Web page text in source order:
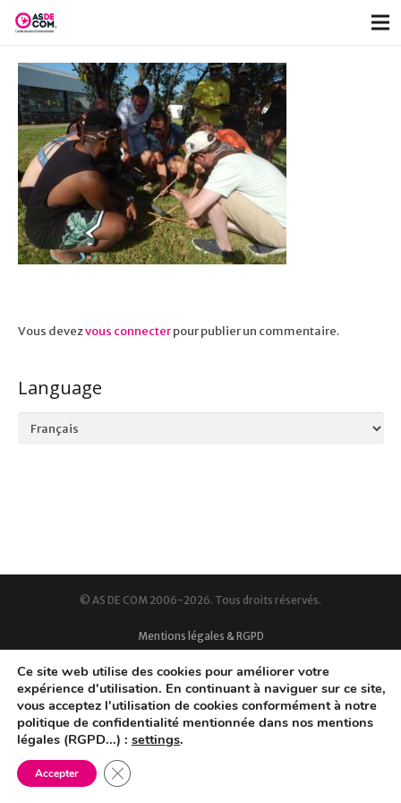
Vous devezvous connecterpour publier un commentaire.
Language
Language
© AS DE COM 2006-2026. Tous droits réservés.
Mentions légales & RGPD
Ce site web utilise des cookies pour améliorer votre
expérience d'utilisation. En continuant à naviguer sur ce site,
vous acceptez l'utilisation de cookies conformément à notre
politique de confidentialité mentionnée dans nos mentions
légales (RGPD...) : settings.
Accepter Fermer la bannière des cookies GDPR